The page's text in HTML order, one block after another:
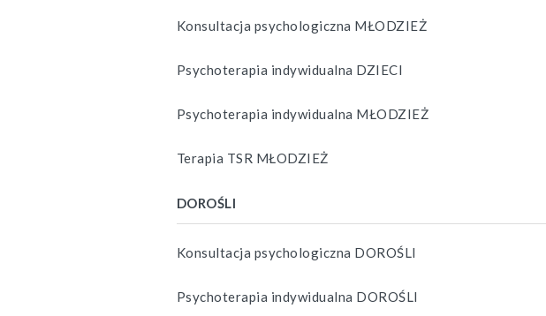
Konsultacja psychologiczna MŁODZIEŻ
Psychoterapia indywidualna DZIECI
Psychoterapia indywidualna MŁODZIEŻ
Terapia TSR MŁODZIEŻ
DOROŚLI
Konsultacja psychologiczna DOROŚLI
Psychoterapia indywidualna DOROŚLI